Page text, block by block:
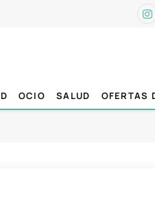
OCIO SALUD OFERTAS